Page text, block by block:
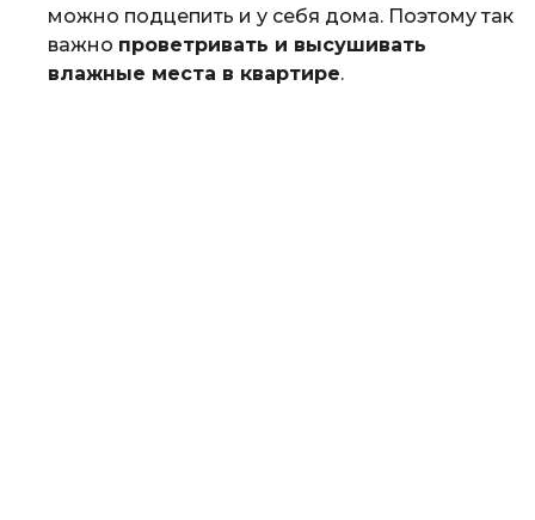
можно подцепить и у себя дома. Поэтому так
важно проветривать и высушивать
влажные места в квартире.